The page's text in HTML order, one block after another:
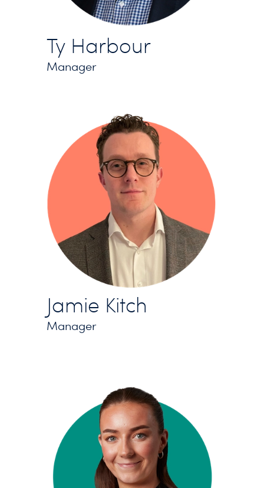
Ty Harbour
Manager
Jamie Kitch
Manager